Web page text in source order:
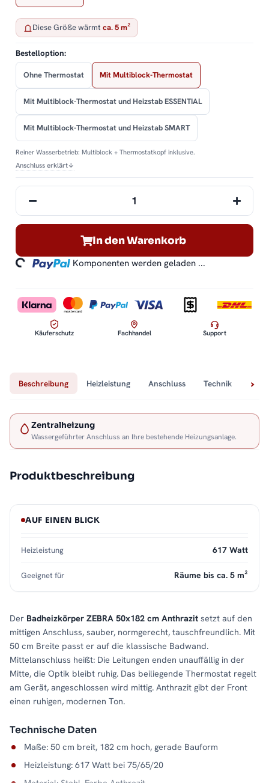
Diese Größe wärmt ca. 5 m²
Bestelloption:
Ohne Thermostat Mit Multiblock-Thermostat
Mit Multiblock-Thermostat und Heizstab ESSENTIAL
Mit Multiblock-Thermostat und Heizstab SMART
Reiner Wasserbetrieb: Multiblock + Thermostatkopf inklusive.
Anschluss erklärt↓
In den Warenkorb
Komponenten werden geladen ...
Käuferschutz Fachhandel Support
Beschreibung Heizleistung Anschluss Technik
Zentralheizung
Wassergeführter Anschluss an Ihre bestehende Heizungsanlage.
Produktbeschreibung
Der Badheizkörper ZEBRA 50x182 cm Anthrazit setzt auf den
mittigen Anschluss, sauber, normgerecht, tauschfreundlich. Mit
50 cm Breite passt er auf die klassische Badwand.
Mittelanschluss heißt: Die Leitungen enden unauffällig in der
Mitte, die Optik bleibt ruhig. Das beiliegende Thermostat regelt
am Gerät, angeschlossen wird mittig. Anthrazit gibt der Front
einen ruhigen, modernen Ton.
Technische Daten
Maße: 50 cm breit, 182 cm hoch, gerade Bauform
Heizleistung: 617 Watt bei 75/65/20
AUF EINEN BLICK
Heizleistung 617 Watt
Geeignet für Räume bis ca. 5 m²